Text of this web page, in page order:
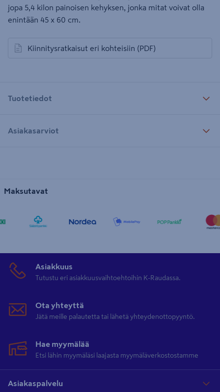
jopa 5,4 kilon painoisen kehyksen, jonka mitat voivat olla
enintään 45 x 60 cm.
Kiinnitysratkaisut eri kohteisiin (PDF)
avautuu uuteen välilehteen
Tuotetiedot
Asiakasarviot
Maksutavat
Asiakkuus
Tutustu eri asiakkuusvaihtoehtoihin K-Raudassa.
Ota yhteyttä
Jätä meille palautetta tai lähetä yhteydenottopyyntö.
Hae myymälää
Etsi lähin myymäläsi laajasta myymäläverkostostamme
Asiakaspalvelu